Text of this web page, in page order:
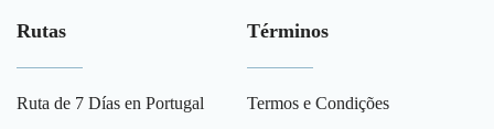
Rutas
Ruta de 7 Días en Portugal
Términos
Termos e Condições